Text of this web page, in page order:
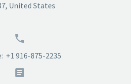
United States


+1 916-875-2235

